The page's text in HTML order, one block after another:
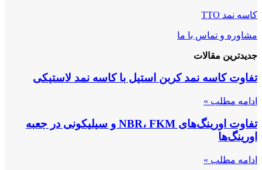
کاسه نمد TTO
مشاوره و تماس با ما
جدیدترین مقالات
تفاوت کاسه نمد کربن استیل با کاسه نمد لاستیکی
ادامه مطلب »
تفاوت اورینگ‌های NBR، FKM و سیلیکونی در جعبه
اورینگ‌ها
ادامه مطلب »